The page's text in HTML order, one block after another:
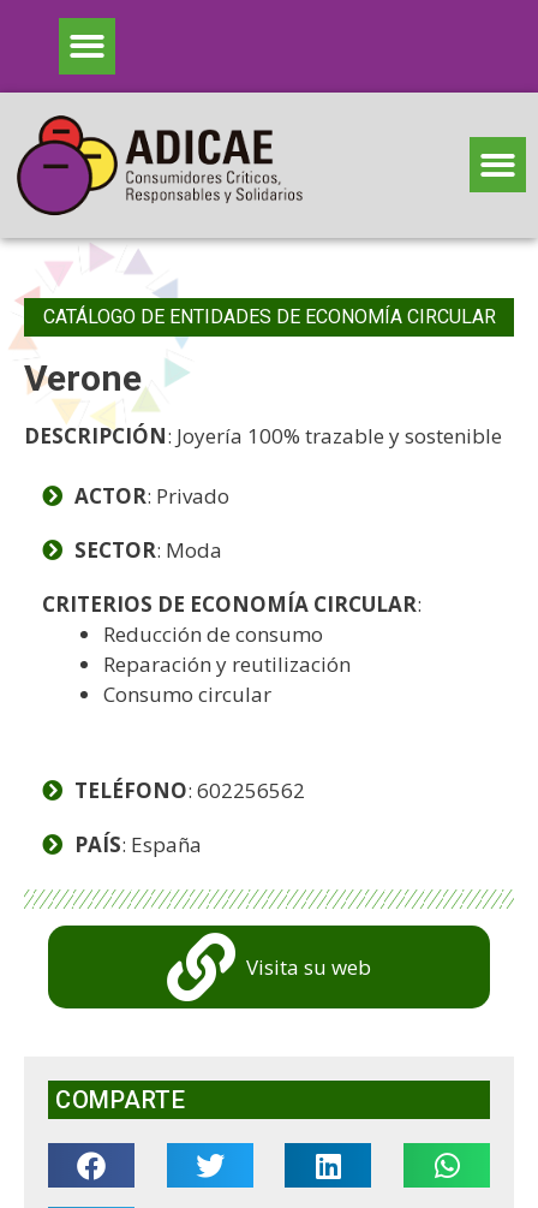
CATÁLOGO DE ENTIDADES DE ECONOMÍA CIRCULAR
Verone
DESCRIPCIÓN: Joyería 100% trazable y sostenible
ACTOR: Privado
SECTOR: Moda
CRITERIOS DE ECONOMÍA CIRCULAR:
Reducción de consumo
Reparación y reutilización
Consumo circular
TELÉFONO: 602256562
PAÍS: España
Visita su web
COMPARTE